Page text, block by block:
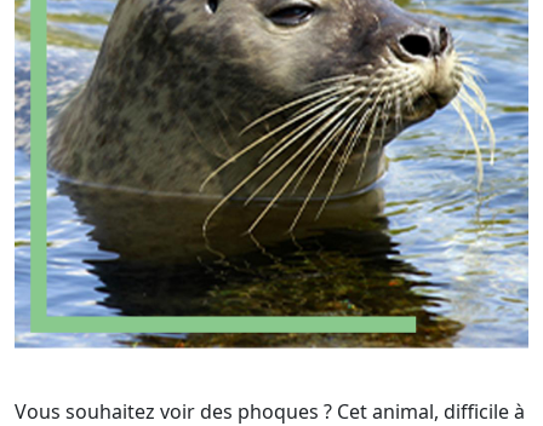
Vous souhaitez voir des phoques ? Cet animal, difficile à